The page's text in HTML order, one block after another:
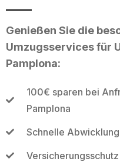
Genießen Sie die
Umzugsservices für
Pamplona:
100€ sparen bei
Pamplona
Schnelle